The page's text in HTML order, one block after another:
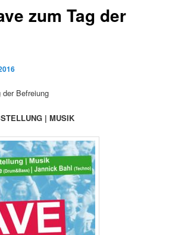
zum Tag der
Befreiung
| MUSIK